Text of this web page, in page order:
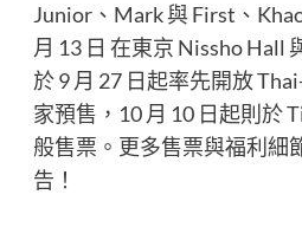
Junior、Mark 與 First、
月 13 日 在東京 Nissho Hall
於 9 月 27 日起率先開放
家預售，10 月 10 日起則於
般售票。更多售票與福利細
告！